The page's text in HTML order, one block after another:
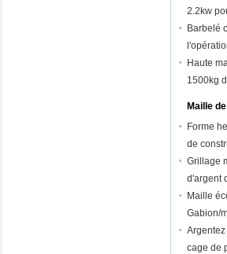
2.2kw
Barbelé
Haute
1500kg
Maille
Forme
de
Grillage
d'argent
Maille
Gabion/
cage de